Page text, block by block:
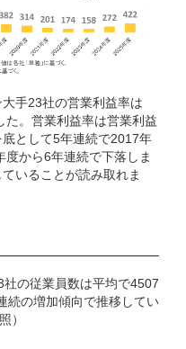
手23社の営業利益率は
。営業利益率は営業利益
として5年連続で2017年
から6年連続で下落しま
いることが読み取れま
の従業員数は平均で4507
続の増加傾向で推移してい
）